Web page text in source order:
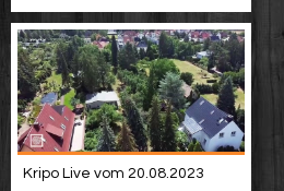
Kripo Live vom 20.08.2023